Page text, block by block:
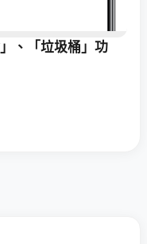
、「垃圾桶」功